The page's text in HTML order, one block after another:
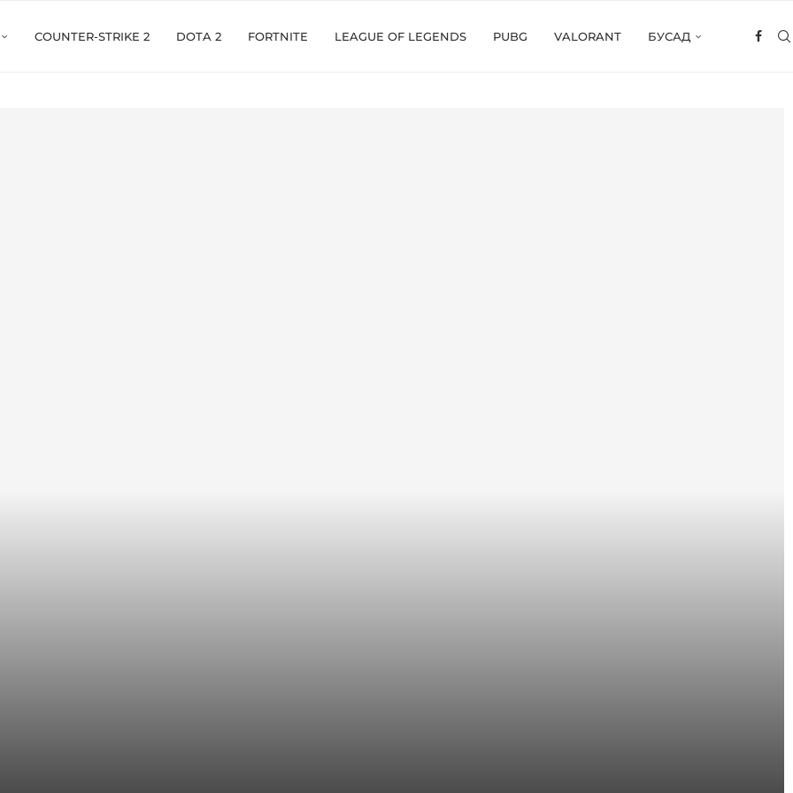
COUNTER-STRIKE 2 DOTA 2 FORTNITE LEAGUE OF LEGENDS PUBG VALORANT БУСАД